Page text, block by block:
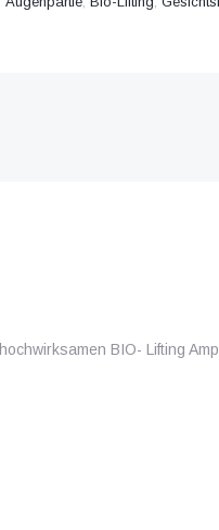
BIO- Lifting